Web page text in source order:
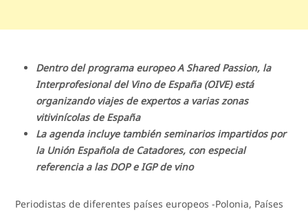
Dentro del programa europeo A Shared Passion, la
Interprofesional del Vino de España (OIVE) está
organizando viajes de expertos a varias zonas
vitivinícolas de España
La agenda incluye también seminarios impartidos por
la Unión Española de Catadores, con especial
referencia a las DOP e IGP de vino
Periodistas de diferentes países europeos -Polonia, Países